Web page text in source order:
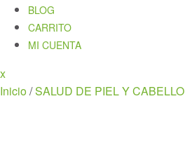
BLOG
CARRITO
MI CUENTA
xClose
Menu
Inicio/SALUD DE PIEL Y CABELLO